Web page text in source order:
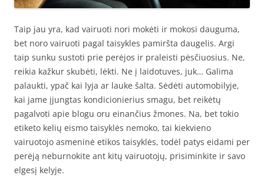
Taip jau yra, kad vairuoti nori mokėti ir mokosi dauguma,
bet noro vairuoti pagal taisykles pamiršta daugelis. Argi
taip sunku sustoti prie perėjos ir praleisti pėsčiuosius. Ne,
reikia kažkur skubėti, lėkti. Ne į laidotuves, juk… Galima
palaukti, ypač kai lyja ar lauke šalta. Sėdėti automobilyje,
kai jame įjungtas kondicionierius smagu, bet reikėtų
pagalvoti apie blogu oru einančius žmones. Na, bet tokio
etiketo kelių eismo taisyklės nemoko, tai kiekvieno
vairuotojo asmeninė etikos taisyklės, todėl patys eidami per
perėją neburnokite ant kitų vairuotojų, prisiminkite ir savo
elgesį kelyje.